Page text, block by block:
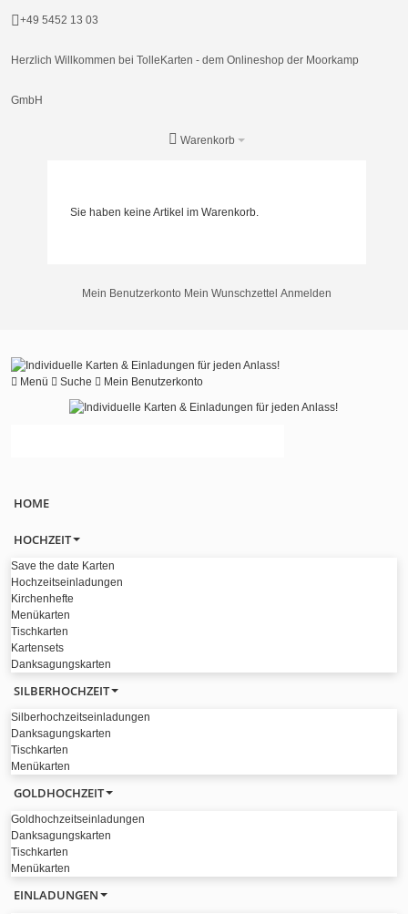
+49 5452 13 03
Herzlich Willkommen bei TolleKarten - dem Onlineshop der Moorkamp
GmbH
Warenkorb
Sie haben keine Artikel im Warenkorb.
Mein Benutzerkonto Mein Wunschzettel Anmelden
Menü Suche Mein Benutzerkonto
HOME
HOCHZEIT
Save the date Karten
Hochzeitseinladungen
Kirchenhefte
Menükarten
Tischkarten
Kartensets
Danksagungskarten
SILBERHOCHZEIT
Silberhochzeitseinladungen
Danksagungskarten
Tischkarten
Menükarten
GOLDHOCHZEIT
Goldhochzeitseinladungen
Danksagungskarten
Tischkarten
Menükarten
EINLADUNGEN